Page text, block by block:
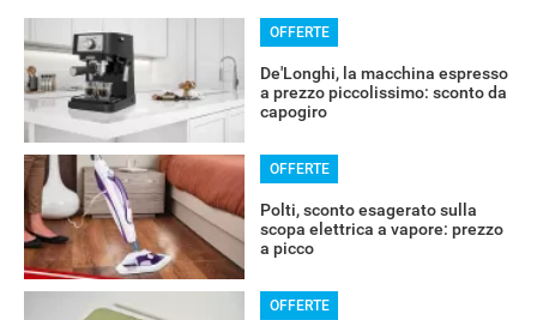
OFFERTE
De'Longhi, la macchina espresso
a prezzo piccolissimo: sconto da
capogiro
OFFERTE
Polti, sconto esagerato sulla
scopa elettrica a vapore: prezzo
a picco
OFFERTE